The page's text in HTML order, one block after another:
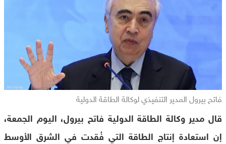
فاتح بيرول المدير التنفيذي لوكالة الطاقة الدولية
قال مدير وكالة الطاقة الدولية فاتح بيرول، اليوم الجمعة،
إن استعادة إنتاج الطاقة التي فُقدت في الشرق الأوسط